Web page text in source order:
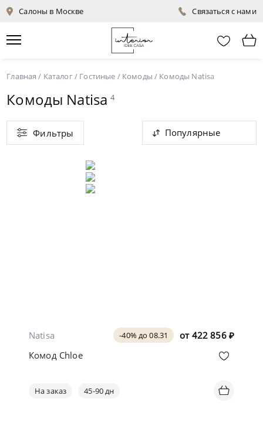
Салоны в Москве Связаться с нами
Главная / Каталог/ Гостиные / Комоды / Комоды Natisa
Комоды Natisa 4
Фильтры Популярные
от 422 856 ₽
-40% до 08.31
Natisa
Комод Chloe
На заказ 45-90 дн